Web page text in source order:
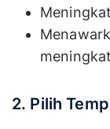
2. Pilih